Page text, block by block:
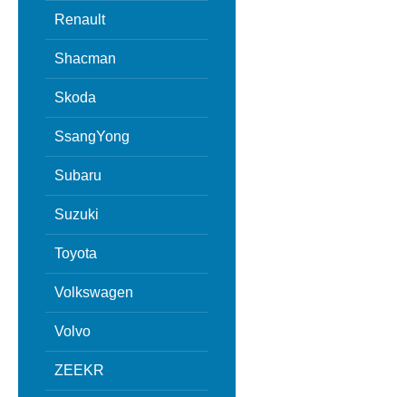
Renault
Shacman
Skoda
SsangYong
Subaru
Suzuki
Toyota
Volkswagen
Volvo
ZEEKR